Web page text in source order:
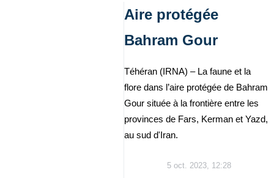
Aire protégée
Bahram Gour
Téhéran (IRNA) – La faune et la
flore dans l’aire protégée de Bahram
Gour située à la frontière entre les
provinces de Fars, Kerman et Yazd,
au sud d'Iran.
5 oct. 2023, 12:28